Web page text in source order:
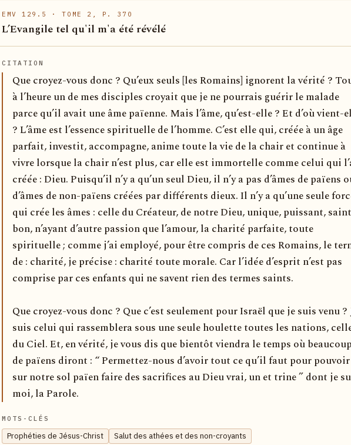
EMV 129.5 · TOME 2, P. 370
L’Evangile tel qu'il m'a été révélé
CITATION
Que croyez-vous donc ? Qu’eux seuls [les Romains] ignorent la vérité ?
à l’heure un de mes disciples croyait que je ne pourrais guérir le malade
parce qu’il avait une âme païenne. Mais l’âme, qu’est-elle ? Et d’où vient-
? L’âme est l’essence spirituelle de l’homme. C’est elle qui, créée à un âge
parfait, investit, accompagne, anime toute la vie de la chair et continue à
vivre lorsque la chair n’est plus, car elle est immortelle comme celui qui
créée : Dieu. Puisqu’il n’y a qu’un seul Dieu, il n’y a pas d’âmes de païens
d’âmes de non-païens créées par différents dieux. Il n’y a qu’une seule
qui crée les âmes : celle du Créateur, de notre Dieu, unique, puissant,
bon, n’ayant d’autre passion que l’amour, la charité parfaite, toute
spirituelle ; comme j’ai employé, pour être compris de ces Romains, le
de : charité, je précise : charité toute morale. Car l’idée d’esprit n’est pas
comprise par ces enfants qui ne savent rien des termes saints.
Que croyez-vous donc ? Que c’est seulement pour Israël que je suis venu ?
suis celui qui rassemblera sous une seule houlette toutes les nations,
du Ciel. Et, en vérité, je vous dis que bientôt viendra le temps où beaucoup
de païens diront : “ Permettez-nous d’avoir tout ce qu’il faut pour pouvoir
sur notre sol païen faire des sacrifices au Dieu vrai, un et trine ” dont je
moi, la Parole.
MOTS-CLÉS
Prophéties de Jésus-Christ Salut des athées et des non-croyants